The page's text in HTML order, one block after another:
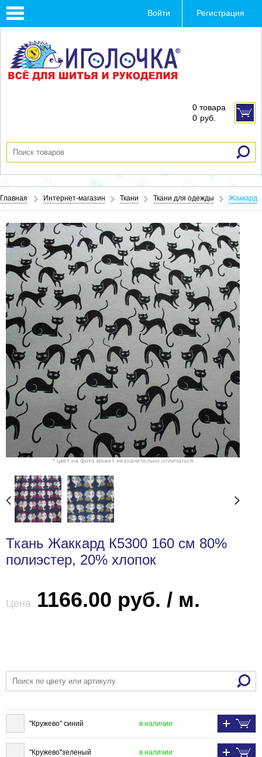
Toggle
navigation
Войти Регистрация
0 товара
0 руб.
Главная Интернет-магазин Ткани Ткани для одежды Жаккард
* цвет на фото может незначительно отличаться
Ткань Жаккард К5300 160 см 80%
полиэстер, 20% хлопок
Цена 1166.00 руб. / м.
"Кружево" синий в наличии
"Кружево"зеленый в наличии